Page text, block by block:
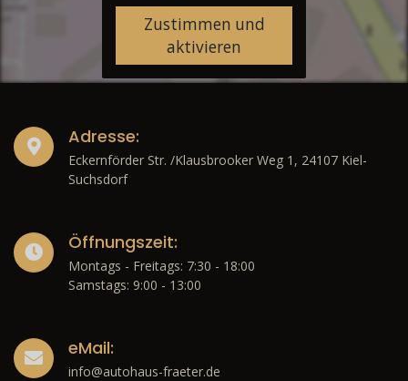
Zustimmen und
aktivieren
Adresse:
Eckernförder Str. /Klausbrooker Weg 1, 24107 Kiel-
Suchsdorf
Öffnungszeit:
Montags - Freitags: 7:30 - 18:00
Samstags: 9:00 - 13:00
eMail:
info@autohaus-fraeter.de